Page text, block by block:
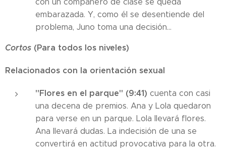
embarazada. Y, como él se desentiende del
problema, Juno toma una decisión...
Cortos (Para todos los niveles)
Relacionados con la orientación sexual
"Flores en el parque" (9:41) cuenta con casi
una decena de premios. Ana y Lola quedaron
para verse en un parque. Lola llevará flores.
Ana llevará dudas. La indecisión de una se
convertirá en actitud provocativa para la otra.